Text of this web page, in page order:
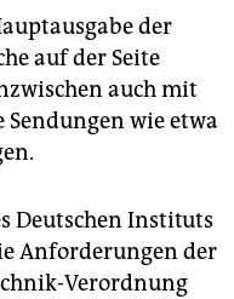
der
auf der Seite
auch mit
wie etwa
Deutschen Instituts
Anforderungen der
Verordnung